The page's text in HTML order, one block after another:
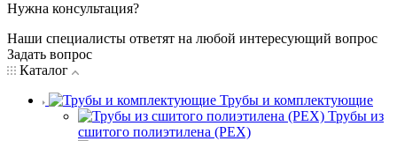
Нужна консультация?
Наши специалисты ответят на любой интересующий вопрос
Задать вопрос
Каталог
Трубы и комплектующие
Трубы из
сшитого полиэтилена (PEX)